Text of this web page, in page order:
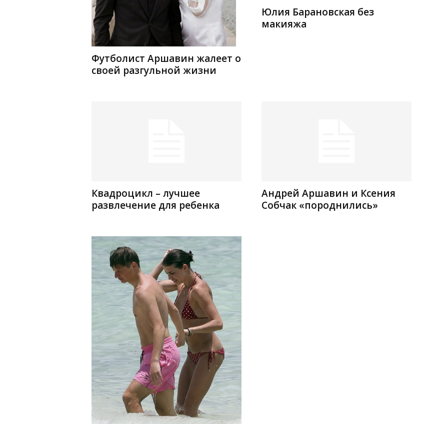
Футболист Аршавин жалеет о
своей разгульной жизни
Юлия Барановская без
макияжа
Квадроцикл – лучшее
развлечение для ребенка
Андрей Аршавин и Ксения
Собчак «породнились»